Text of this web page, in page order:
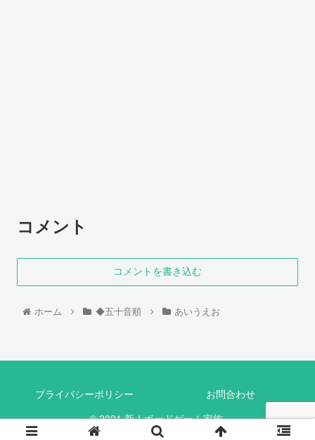
コメント
コメントを書き込む
ホーム ◆五十音順 あいうえお
プライバシーポリシー
お問合わせ
© 2021 新！ボードゲーム家族.